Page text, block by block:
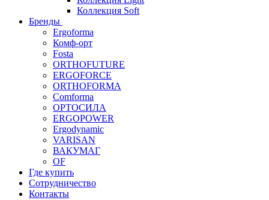
Коллекция Soft
Бренды
Ergoforma
Комф-орт
Fosta
ORTHOFUTURE
ERGOFORCE
ORTHOFORMA
Comforma
ОРТОСИЛА
ERGOPOWER
Ergodynamic
VARISAN
ВАКУМАГ
OF
Где купить
Сотрудничество
Контакты